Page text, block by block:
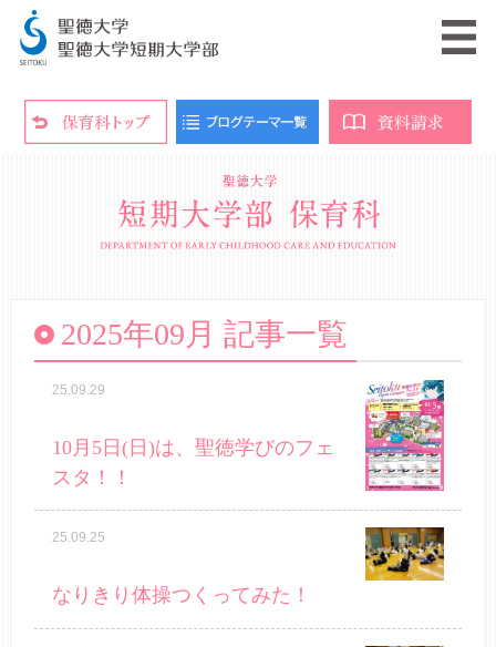
2025年09月 記事一覧
25.09.29
10月5日(日)は、聖徳学びのフェ
スタ！！
25.09.25
なりきり体操つくってみた！